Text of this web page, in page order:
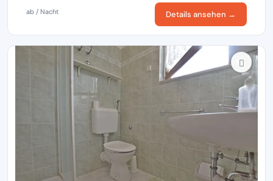
ab / Nacht Details ansehen →